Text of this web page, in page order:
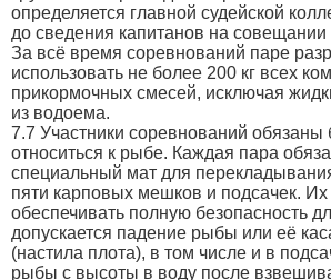
определяется главной судейской
до сведения капитанов на совещании
За всё время соревнований паре
использовать не более 200 кг всех
прикормочных смесей, исключая
из водоема.
7.7 Участники соревнований обязаны
относиться к рыбе. Каждая пара
специальный мат для
пяти карповых мешков и подсачек.
обеспечивать полную безопасность
допускается падение рыбы или её
(настила плота), в том числе и в
рыбы с высоты в воду после